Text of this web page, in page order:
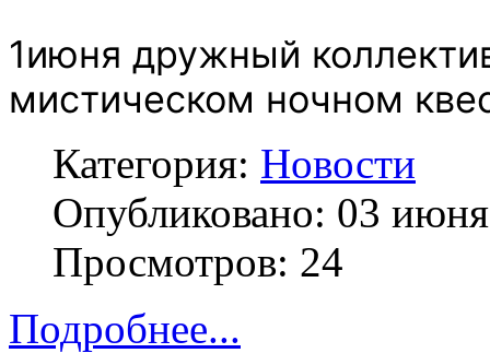
1июня дружный
мистическом ночном
Категория: Новости
Опубликовано: 03
Просмотров: 24
Подробнее...